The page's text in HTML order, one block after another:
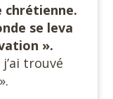
se leva
».
trouvé